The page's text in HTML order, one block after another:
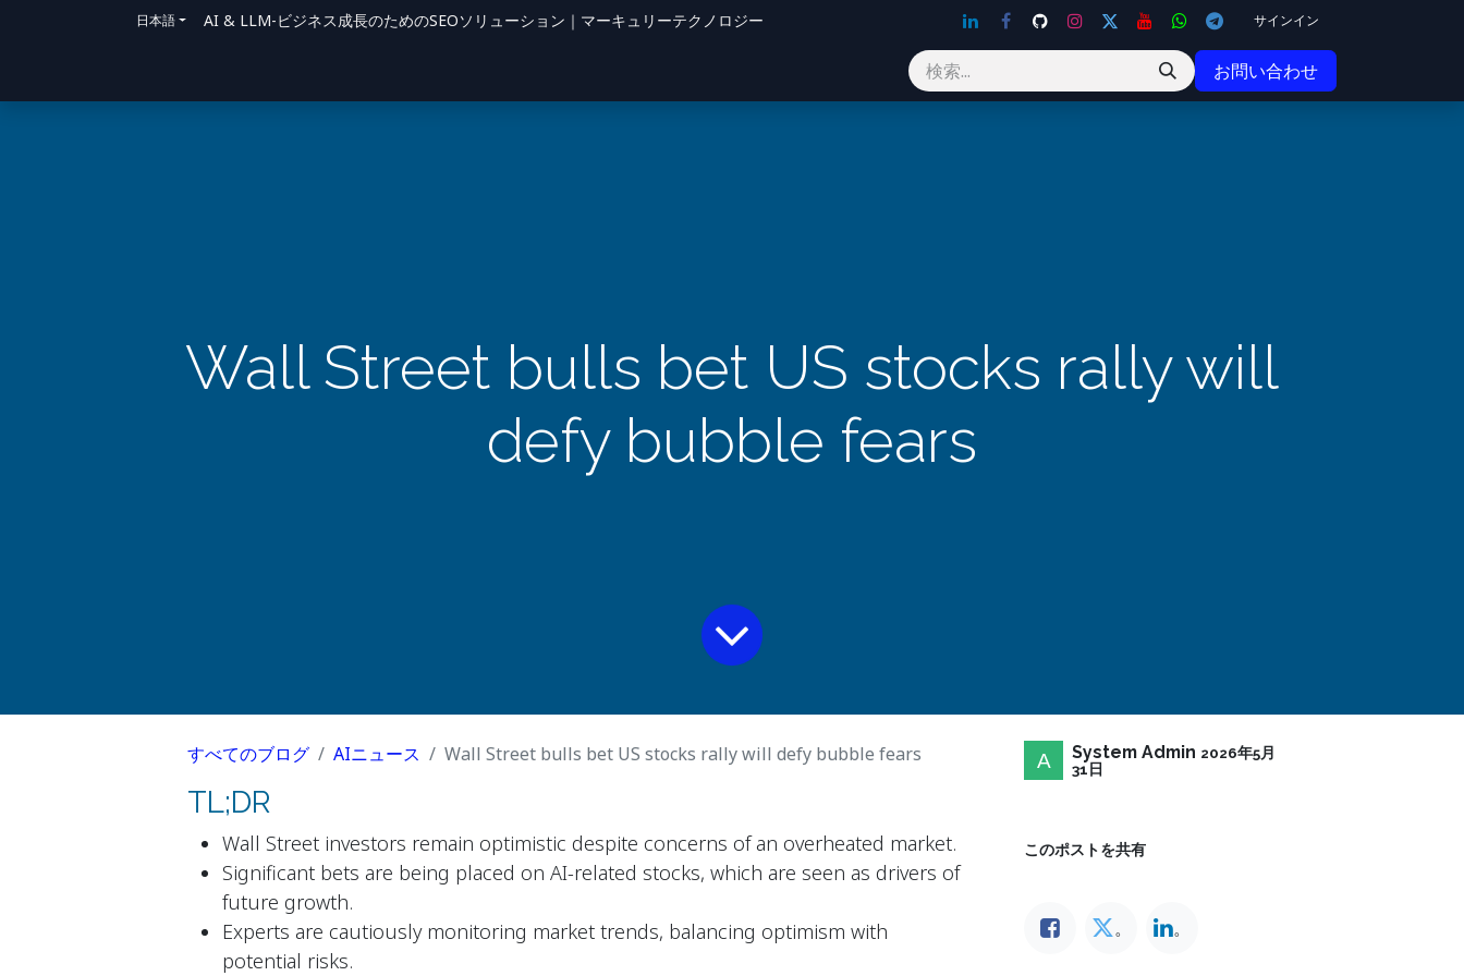
日本語 AI & LLM-ビジネス成長のためのSEOソリューション｜マーキュリーテクノロジー サインイン
お問い合わせ
Wall Street bulls bet US stocks rally will
defy bubble fears
すべてのブログ AIニュース Wall Street bulls bet US stocks rally will defy bubble fears
TL;DR
Wall Street investors remain optimistic despite concerns of an overheated market.
Significant bets are being placed on AI-related stocks, which are seen as drivers of
future growth.
Experts are cautiously monitoring market trends, balancing optimism with
potential risks.
System Admin 2026年5月
31日
このポストを共有
。 。